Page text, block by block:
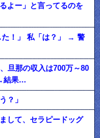
よー」と言ってるのを
た！」 私「は？」 → 警
旦那の収入は700万～80
結果…
？」
して、セラピードッグ